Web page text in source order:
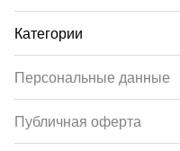
Категории
Персональные данные
Публичная оферта